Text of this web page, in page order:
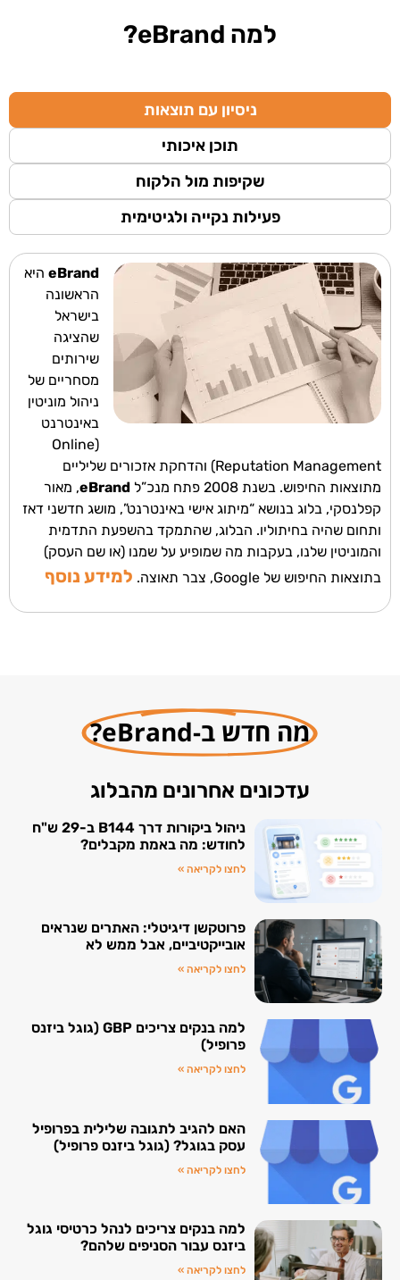
למה eBrand?
ניסיון עם תוצאות
תוכן איכותי
שקיפות מול הלקוח
פעילות נקייה ולגיטימית
eBrand היא
הראשונה
בישראל
שהציגה
שירותים
מסחריים של
ניהול מוניטין
באינטרנט
(Online
Reputation Management) והדחקת אזכורים שליליים
מתוצאות החיפוש. בשנת 2008 פתח מנכ”ל eBrand, מאור
קפלנסקי, בלוג בנושא “מיתוג אישי באינטרנט”, מושג חדשני דאז
ותחום שהיה בחיתוליו. הבלוג, שהתמקד בהשפעת התדמית
והמוניטין שלנו, בעקבות מה שמופיע על שמנו (או שם העסק)
בתוצאות החיפוש של Google, צבר תאוצה.
למידע נוסף
מה חדש ב-eBrand?
עדכונים אחרונים מהבלוג
ניהול ביקורות דרך B144 ב-29 ש"ח
לחודש: מה באמת מקבלים?
לחצו לקריאה »
פרוטקשן דיגיטלי: האתרים שנראים
אובייקטיביים, אבל ממש לא
לחצו לקריאה »
למה בנקים צריכים GBP (גוגל ביזנס
פרופיל)
לחצו לקריאה »
האם להגיב לתגובה שלילית בפרופיל
עסק בגוגל? (גוגל ביזנס פרופיל)
לחצו לקריאה »
למה בנקים צריכים לנהל כרטיסי גוגל
ביזנס עבור הסניפים שלהם?
לחצו לקריאה »